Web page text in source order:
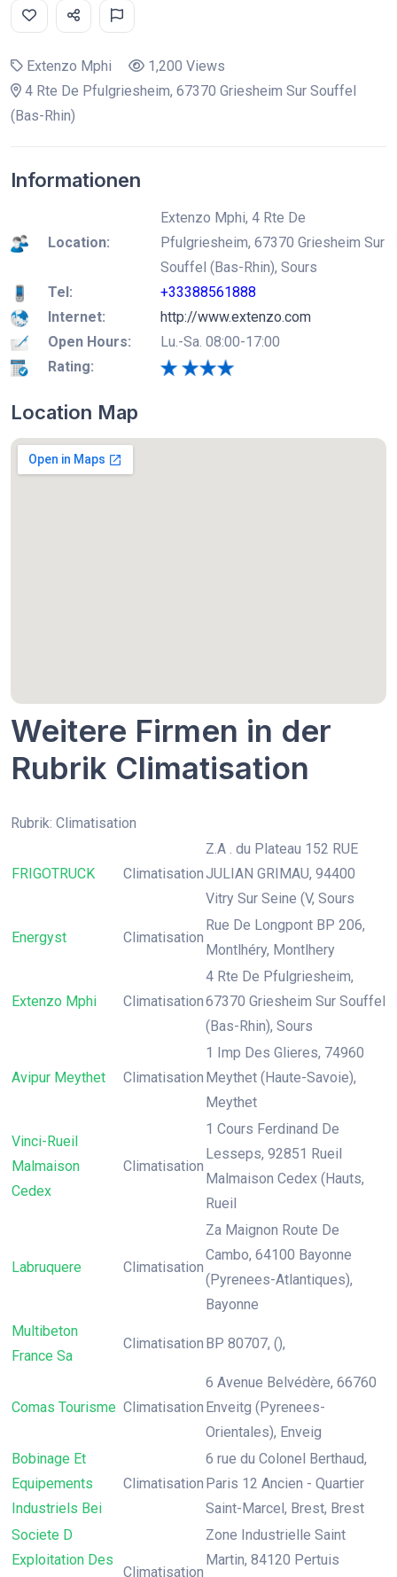
Extenzo Mphi
1,200 Views
4 Rte De Pfulgriesheim, 67370 Griesheim Sur Souffel
(Bas-Rhin)
Informationen
Location:
Extenzo Mphi, 4 Rte De
Pfulgriesheim, 67370 Griesheim Sur
Souffel (Bas-Rhin), Sours
Tel:
+33388561888
Internet:
http://www.extenzo.com
Open Hours:
Lu.-Sa. 08:00-17:00
Rating:
Location Map
Weitere Firmen in der
Rubrik Climatisation
Rubrik: Climatisation
FRIGOTRUCK Climatisation
Z.A . du Plateau 152 RUE
JULIAN GRIMAU, 94400
Vitry Sur Seine (V, Sours
Energyst Climatisation
Rue De Longpont BP 206,
Montlhéry, Montlhery
Extenzo Mphi Climatisation
4 Rte De Pfulgriesheim,
67370 Griesheim Sur Souffel
(Bas-Rhin), Sours
Avipur Meythet Climatisation
1 Imp Des Glieres, 74960
Meythet (Haute-Savoie),
Meythet
Vinci-Rueil
Malmaison
Cedex
Climatisation
1 Cours Ferdinand De
Lesseps, 92851 Rueil
Malmaison Cedex (Hauts,
Rueil
Labruquere Climatisation
Za Maignon Route De
Cambo, 64100 Bayonne
(Pyrenees-Atlantiques),
Bayonne
Multibeton
France Sa
Climatisation BP 80707, (),
Comas Tourisme Climatisation
6 Avenue Belvédère, 66760
Enveitg (Pyrenees-
Orientales), Enveig
Bobinage Et
Equipements
Industriels Bei
Climatisation
6 rue du Colonel Berthaud,
Paris 12 Ancien - Quartier
Saint-Marcel, Brest, Brest
Societe D
Exploitation Des
Climatisation
Zone Industrielle Saint
Martin, 84120 Pertuis